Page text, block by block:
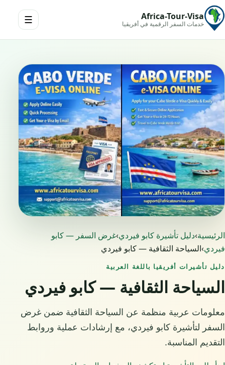
Africa-Tour-Visa
خدمات السفر الرقمية في أفريقيا ☰
الرئيسية›دليل تأشيرة كابو فيردي›غرض السفر — كابو
فيردي›السياحة الثقافية — كابو فيردي
دليل تأشيرات أفريقيا باللغة العربية
السياحة الثقافية — كابو فيردي
معلومات عربية منظمة عن السياحة الثقافية ضمن غرض
السفر لتأشيرة كابو فيردي، مع إرشادات عملية وروابط
التقديم المناسبة.